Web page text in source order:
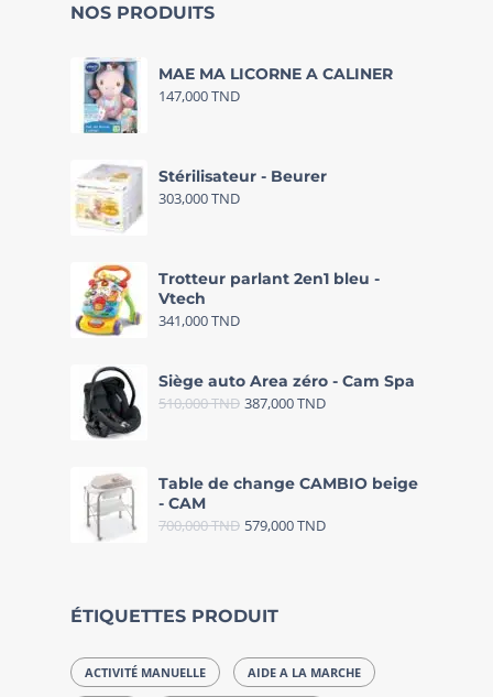
NOS PRODUITS
MAE MA LICORNE A CALINER
147,000TND
Stérilisateur - Beurer
303,000TND
Trotteur parlant 2en1 bleu -
Vtech
341,000TND
Siège auto Area zéro - Cam Spa
510,000TND 387,000TND
Table de change CAMBIO beige
- CAM
700,000TND 579,000TND
ÉTIQUETTES PRODUIT
ACTIVITÉ MANUELLE AIDE A LA MARCHE